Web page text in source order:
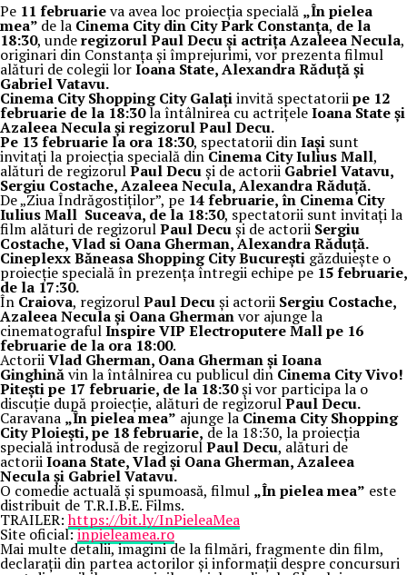
Pe 11 februarieva avea loc proiecția specială „În pielea
mea” de la Cinema City din City Park Constanța,de la
18:30, underegizorul Paul Decu și actrița Azaleea Necula,
originari din Constanța și împrejurimi, vor prezenta filmul
alături de colegii lorIoana State, Alexandra Răduță și
Gabriel Vatavu.
Cinema City Shopping City Galațiinvită spectatoriipe 12
februarie de la 18:30la întâlnirea cu actrițeleIoana State și
Azaleea Necula și regizorul Paul Decu.
Pe 13 februarie la ora 18:30, spectatorii dinIași sunt
invitați la proiecția specială dinCinema City Iulius Mall,
alături de regizorulPaul Decuși de actorii Gabriel Vatavu,
Sergiu Costache, Azaleea Necula, Alexandra Răduță.
De „Ziua Îndrăgostiților”, pe 14 februarie, în Cinema City
Iulius Mall Suceava, de la 18:30, spectatorii sunt invitați la
film alături de regizorulPaul Decuși de actorii Sergiu
Costache, Vlad si Oana Gherman, Alexandra Răduță.
Cineplexx Băneasa Shopping City București găzduiește o
proiecție specială în prezența întregii echipe pe15 februarie,
de la 17:30.
În Craiova, regizorulPaul Decuși actorii Sergiu Costache,
Azaleea Necula și Oana Ghermanvor ajunge la
cinematografulInspire VIP Electroputere Mall pe 16
februarie de la ora 18:00.
ActoriiVlad Gherman, Oana Gherman și Ioana
Ginghinăvin la întâlnirea cu publicul din Cinema City Vivo!
Pitești pe 17 februarie, de la 18:30și vor participa la o
discuție după proiecție, alături de regizorulPaul Decu.
Caravana „În pielea mea” ajunge laCinema City Shopping
City Ploiești, pe 18 februarie, de la 18:30, la proiecția
specială introdusă de regizorulPaul Decu, alături de
actoriiIoana State, Vlad și Oana Gherman, Azaleea
Necula și Gabriel Vatavu.
O comedie actuală și spumoasă, filmul „În pielea mea” este
distribuit de T.R.I.B.E. Films.
TRAILER:https://bit.ly/InPieleaMea
Site oficial:inpieleamea.ro
Mai multe detalii, imagini de la filmări, fragmente din film,
declarații din partea actorilor și informații despre concursuri